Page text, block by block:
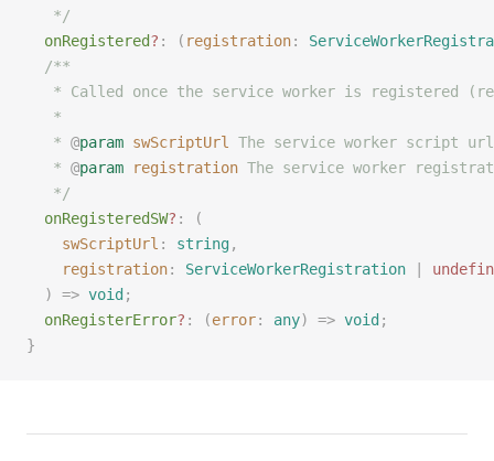
   */
  onRegistered
? : ( registration:
  /**
* Called once the service worker is registered
   *
   *
@param swScriptUrl
The service worker script
   *
@param registration The service worker
   */
  onRegisteredSW
? : (
    swScriptUrl
: string,
    registration
: ServiceWorkerRegistration
  ) =>
void ;
  onRegisterError
? : (error: any) => void ;
}